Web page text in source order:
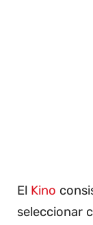
El Kino
seleccionar